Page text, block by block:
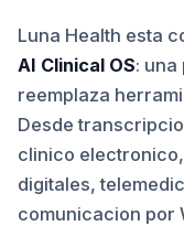
Luna Health esta
AI Clinical OS:
reemplaza
Desde
clinico
digitales,
comunicacion por